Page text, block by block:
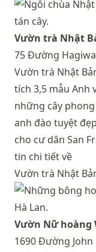
Vườn trà Nhật
75 Đường
Vườn trà Nhật
tích 3,5 mẫu Anh
những cây
anh đào tuyệt
cho cư dân San
tin chi tiết về
Vườn trà Nhật
Vườn Nữ hoàng
1690 Đường John